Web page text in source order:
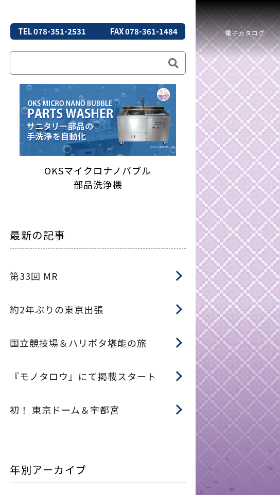
TEL 078-351-2531 FAX 078-361-1484
OKSマイクロナノバブル
部品洗浄機
最新の記事
第33回 MR
約2年ぶりの東京出張
国立競技場＆ハリポタ堪能の旅
『モノタロウ』にて掲載スタート
初！ 東京ドーム＆宇都宮
年別アーカイブ
電子カタログ